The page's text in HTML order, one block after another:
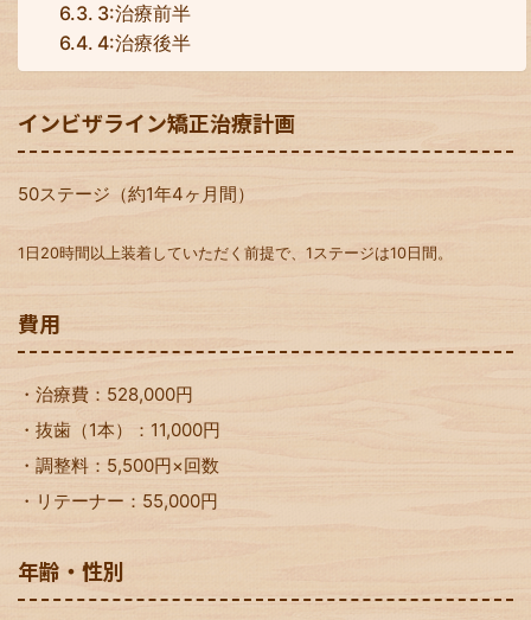
3:治療前半
4:治療後半
インビザライン矯正治療計画
50ステージ（約1年4ヶ月間）
1日20時間以上装着していただく前提で、1ステージは10日間。
費用
・治療費：528,000円
・抜歯（1本）：11,000円
・調整料：5,500円×回数
・リテーナー：55,000円
年齢・性別